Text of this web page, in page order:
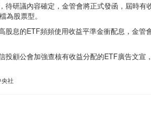
待研議內容確定，金管會將正式發函，屆時
為股票型。
股息的ETF頻頻使用收益平準金衝配息，金
投顧公會加強查核有收益分配的ETF廣告文
社